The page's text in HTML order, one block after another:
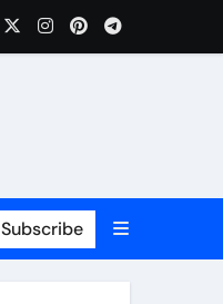
Subscribe